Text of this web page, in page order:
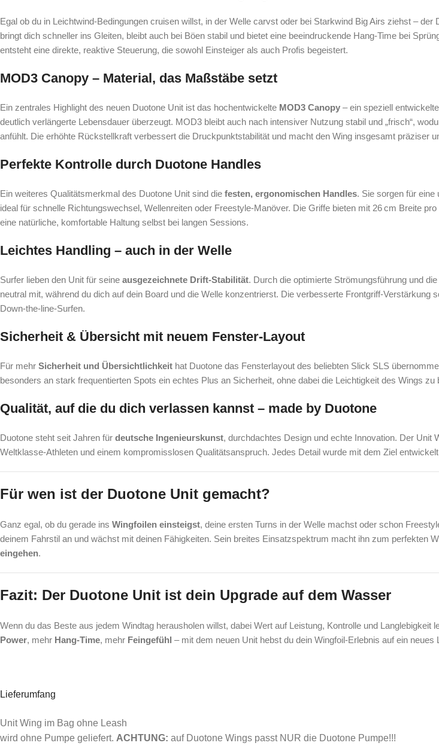
Egal ob du in Leichtwind-Bedingungen cruisen willst, in der Welle carvst oder bei Starkwind Big Airs ziehst – der
bringt dich schneller ins Gleiten, bleibt auch bei Böen stabil und bietet eine beeindruckende Hang-Time bei
entsteht eine direkte, reaktive Steuerung, die sowohl Einsteiger als auch Profis begeistert.
MOD3 Canopy – Material, das Maßstäbe setzt
Ein zentrales Highlight des neuen Duotone Unit ist das hochentwickelte MOD3 Canopy – ein speziell
deutlich verlängerte Lebensdauer überzeugt. MOD3 bleibt auch nach intensiver Nutzung stabil und „frisch“,
anfühlt. Die erhöhte Rückstellkraft verbessert die Druckpunktstabilität und macht den Wing insgesamt präziser
Perfekte Kontrolle durch Duotone Handles
Ein weiteres Qualitätsmerkmal des Duotone Unit sind die festen, ergonomischen Handles. Sie sorgen für
ideal für schnelle Richtungswechsel, Wellenreiten oder Freestyle-Manöver. Die Griffe bieten mit 26 cm Breite
eine natürliche, komfortable Haltung selbst bei langen Sessions.
Leichtes Handling – auch in der Welle
Surfer lieben den Unit für seine ausgezeichnete Drift-Stabilität. Durch die optimierte Strömungsführung und
neutral mit, während du dich auf dein Board und die Welle konzentrierst. Die verbesserte Frontgriff-
Down-the-line-Surfen.
Sicherheit & Übersicht mit neuem Fenster-Layout
Für mehr Sicherheit und Übersichtlichkeit hat Duotone das Fensterlayout des beliebten Slick SLS
besonders an stark frequentierten Spots ein echtes Plus an Sicherheit, ohne dabei die Leichtigkeit des Wings zu
Qualität, auf die du dich verlassen kannst – made by Duotone
Duotone steht seit Jahren für deutsche Ingenieurskunst, durchdachtes Design und echte Innovation. Der
Weltklasse-Athleten und einem kompromisslosen Qualitätsanspruch. Jedes Detail wurde mit dem Ziel
Für wen ist der Duotone Unit gemacht?
Ganz egal, ob du gerade ins Wingfoilen einsteigst, deine ersten Turns in der Welle machst oder schon
deinem Fahrstil an und wächst mit deinen Fähigkeiten. Sein breites Einsatzspektrum macht ihn zum perfekten
eingehen.
Fazit: Der Duotone Unit ist dein Upgrade auf dem Wasser
Wenn du das Beste aus jedem Windtag herausholen willst, dabei Wert auf Leistung, Kontrolle und Langlebigkeit
Power, mehr Hang-Time, mehr Feingefühl – mit dem neuen Unit hebst du dein Wingfoil-Erlebnis auf ein neues
Lieferumfang
Unit Wing im Bag ohne Leash
wird ohne Pumpe geliefert. ACHTUNG: auf Duotone Wings passt NUR die Duotone Pumpe!!!